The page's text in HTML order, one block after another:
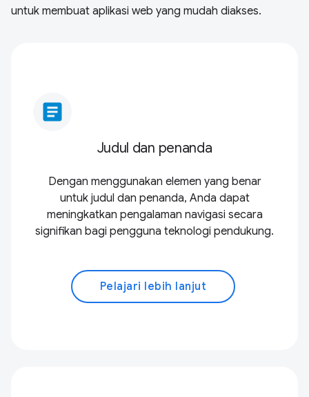
untuk membuat aplikasi web yang mudah diakses.
article
Judul dan penanda
Dengan menggunakan elemen yang benar
untuk judul dan penanda, Anda dapat
meningkatkan pengalaman navigasi secara
signifikan bagi pengguna teknologi pendukung.
Pelajari lebih lanjut